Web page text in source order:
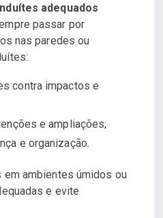
adequados
passar por
nas paredes ou
contra impactos e
e ampliações;
e organização.
ambientes úmidos ou
e evite